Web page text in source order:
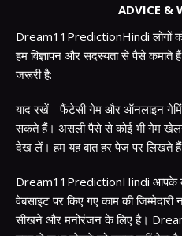
ADVICE &
Dream11PredictionHindi लोगों
हम विज्ञापन और सदस्यता से पैसे कमाते
जरूरी है:
याद रखें - फैंटेसी गेम और ऑनलाइन
सकते हैं। असली पैसे से कोई भी गेम
देख लें। हम यह बात हर पेज पर लिखते हैं
Dream11PredictionHindi आपके
वेबसाइट पर किए गए काम की जिम्मेदारी
सीखने और मनोरंजन के लिए है।